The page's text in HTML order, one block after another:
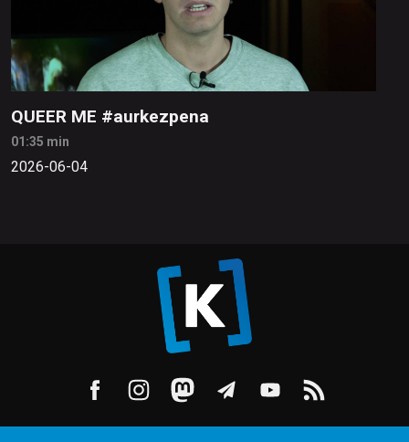
QUEER ME #aurkezpena
01:35 min
2026-06-04